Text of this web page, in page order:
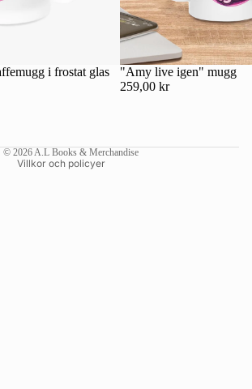
i frostat glas
"Amy live igen" mugg
259,00 kr
© 2026A.L Books & Merchandise
Villkor och policyer